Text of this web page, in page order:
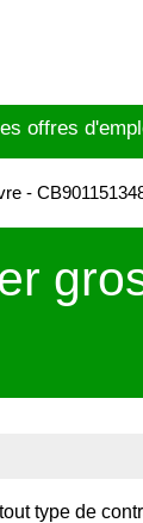
offres
-
type de